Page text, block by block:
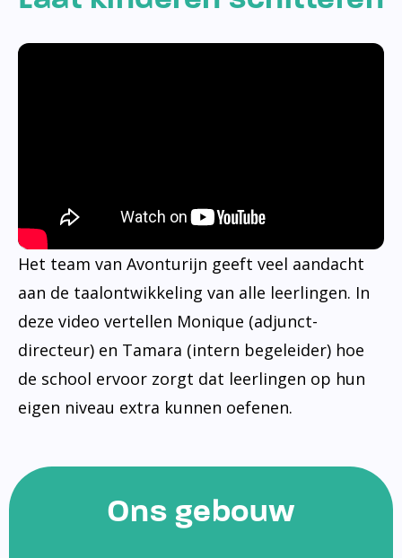
Het team van Avonturijn geeft veel aandacht
aan de taalontwikkeling van alle leerlingen. In
deze video vertellen Monique (adjunct-
directeur) en Tamara (intern begeleider) hoe
de school ervoor zorgt dat leerlingen op hun
eigen niveau extra kunnen oefenen.
Ons gebouw